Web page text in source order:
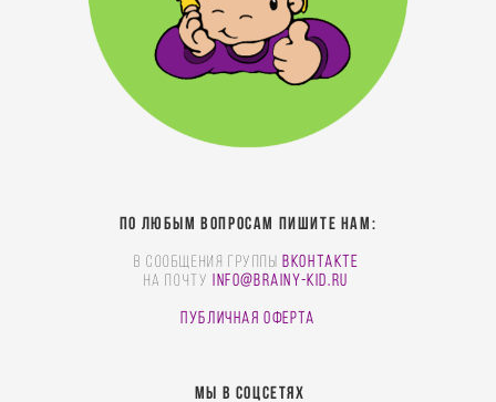
По любым вопросам пишите нам:
В сообщения группы Вконтакте
На почту
info@brainy-kid.ru
Публичная оферта
МЫ В СОЦСЕТЯХ